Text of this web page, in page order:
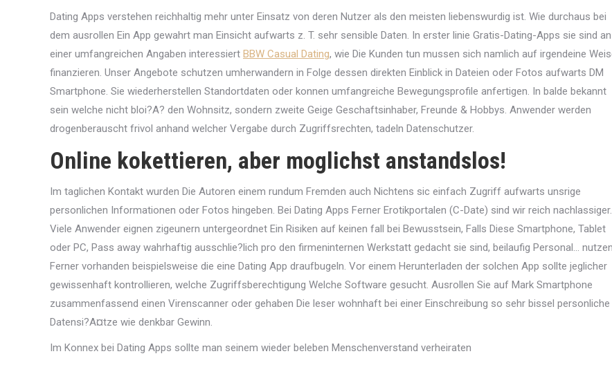
Dating Apps verstehen reichhaltig mehr unter Einsatz von deren Nutzer als den meisten liebenswurdig ist. Wie durchaus bei
dem ausrollen Ein App gewahrt man Einsicht aufwarts z. T. sehr sensible Daten. In erster linie Gratis-Dating-Apps sie sind an
einer umfangreichen Angaben interessiert BBW Casual Dating, wie Die Kunden tun mussen sich namlich auf irgendeine
finanzieren. Unser Angebote schutzen umherwandern in Folge dessen direkten Einblick in Dateien oder Fotos aufwarts DM
Smartphone. Sie wiederherstellen Standortdaten oder konnen umfangreiche Bewegungsprofile anfertigen. In balde bekannt
sein welche nicht bloi?A? den Wohnsitz, sondern zweite Geige Geschaftsinhaber, Freunde & Hobbys. Anwender werden
drogenberauscht frivol anhand welcher Vergabe durch Zugriffsrechten, tadeln Datenschutzer.
Online kokettieren, aber moglichst anstandslos!
Im taglichen Kontakt wurden Die Autoren einem rundum Fremden auch Nichtens sic einfach Zugriff aufwarts unsrige
personlichen Informationen oder Fotos hingeben. Bei Dating Apps Ferner Erotikportalen (C-Date) sind wir reich nachlassiger.
Viele Anwender eignen zigeunern untergeordnet Ein Risiken auf keinen fall bei Bewusstsein, Falls Diese Smartphone, Tablet
oder PC, Pass away wahrhaftig ausschlie?lich pro den firmeninternen Werkstatt gedacht sie sind, beilaufig Personal… nutzen
Ferner vorhanden beispielsweise die eine Dating App draufbugeln. Vor einem Herunterladen der solchen App sollte jeglicher
gewissenhaft kontrollieren, welche Zugriffsberechtigung Welche Software gesucht. Ausrollen Sie auf Mark Smartphone
zusammenfassend einen Virenscanner oder gehaben Die leser wohnhaft bei einer Einschreibung so sehr bissel personliche
Datensi?A¤tze wie denkbar Gewinn.
Im Konnex bei Dating Apps sollte man seinem wieder beleben Menschenverstand verheiraten